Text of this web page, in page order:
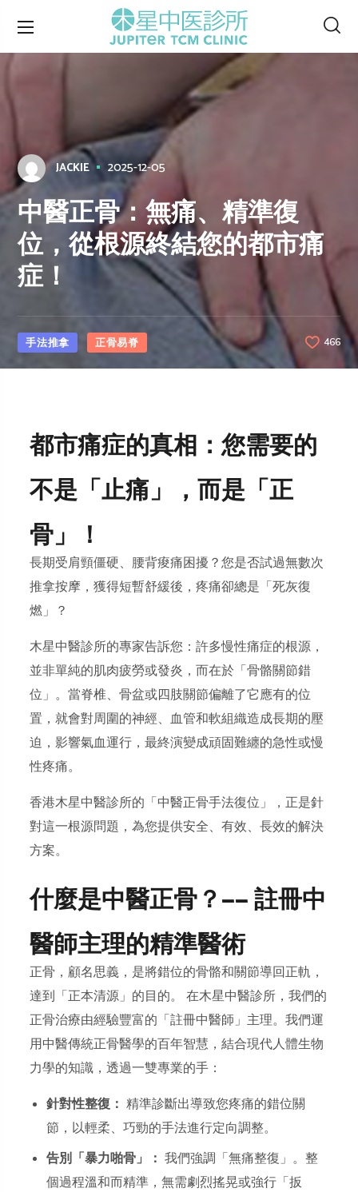
JACKIE 2025-12-05
中醫正骨：無痛、精準復
位，從根源終結您的都市痛
症！
手法推拿 正骨易脊 466
都市痛症的真相：您需要的
不是「止痛」，而是「正
骨」！
長期受肩頸僵硬、腰背痠痛困擾？您是否試過無數次
推拿按摩，獲得短暫舒緩後，疼痛卻總是「死灰復
燃」？
木星中醫診所的專家告訴您：許多慢性痛症的根源，
並非單純的肌肉疲勞或發炎，而在於「骨骼關節錯
位」。當脊椎、骨盆或四肢關節偏離了它應有的位
置，就會對周圍的神經、血管和軟組織造成長期的壓
迫，影響氣血運行，最終演變成頑固難纏的急性或慢
性疼痛。
香港木星中醫診所的「中醫正骨手法復位」，正是針
對這一根源問題，為您提供安全、有效、長效的解決
方案。
什麼是中醫正骨？—— 註冊中
醫師主理的精準醫術
正骨，顧名思義，是將錯位的骨骼和關節導回正軌，
達到「正本清源」的目的。 在木星中醫診所，我們的
正骨治療由經驗豐富的「註冊中醫師」主理。我們運
用中醫傳統正骨醫學的百年智慧，結合現代人體生物
力學的知識，透過一雙專業的手：
針對性整復： 精準診斷出導致您疼痛的錯位關
節，以輕柔、巧勁的手法進行定向調整。
告別「暴力啪骨」： 我們強調「無痛整復」。整
個過程溫和而精準，無需劇烈搖晃或強行「扳